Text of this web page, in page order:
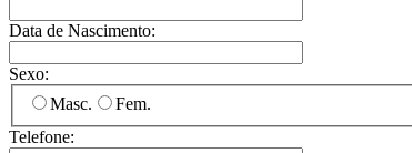
Data de Nascimento:
Sexo:
Masc.
Fem.
Telefone: